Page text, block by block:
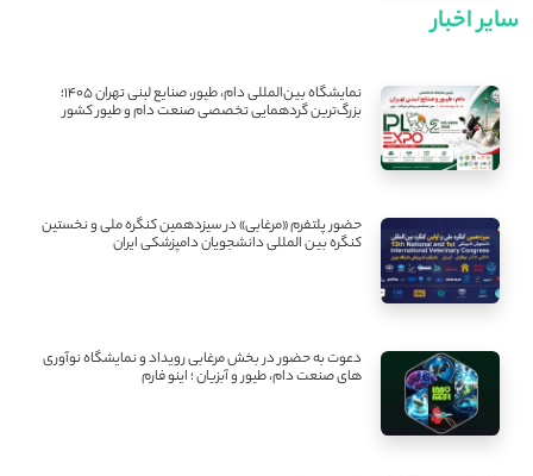
سایر اخبار
نمایشگاه بین‌المللی دام، طیور، صنایع لبنی تهران ۱۴۰۵؛
بزرگ‌ترین گردهمایی تخصصی صنعت دام و طیور کشور
حضور پلتفرم «مرغابی» در سیزدهمین کنگره ملی و نخستین
کنگره بین ‌المللی دانشجویان دامپزشکی ایران
دعوت به حضور در بخش مرغابی رویداد و نمایشگاه نوآوری
های صنعت دام، طیور و آبزیان ؛ اینو فارم